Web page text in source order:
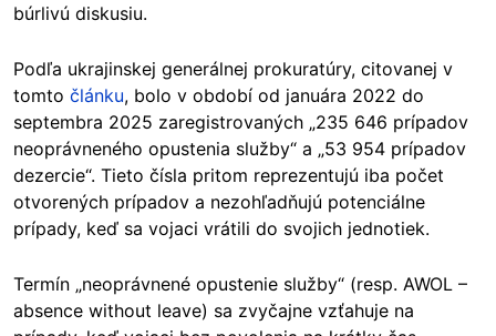
búrlivú diskusiu.
Podľa ukrajinskej generálnej prokuratúry, citovanej v
tomto článku, bolo v období od januára 2022 do
septembra 2025 zaregistrovaných „235 646 prípadov
neoprávneného opustenia služby“ a „53 954 prípadov
dezercie“. Tieto čísla pritom reprezentujú iba počet
otvorených prípadov a nezohľadňujú potenciálne
prípady, keď sa vojaci vrátili do svojich jednotiek.
Termín „neoprávnené opustenie služby“ (resp. AWOL –
absence without leave) sa zvyčajne vzťahuje na